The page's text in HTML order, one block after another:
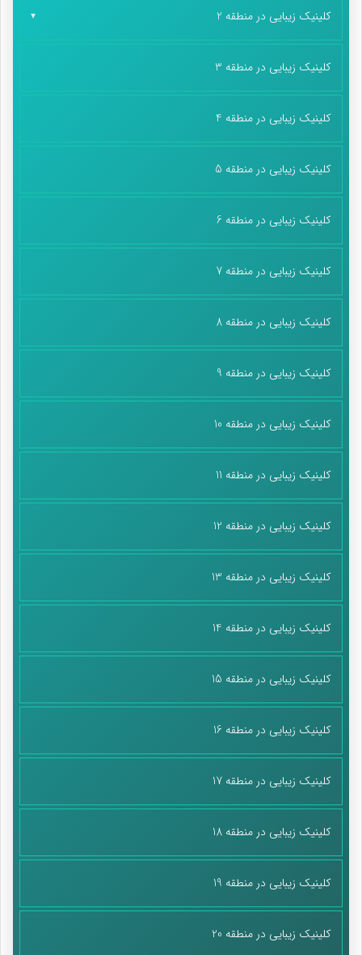
کلینیک زیبایی در منطقه 2
کلینیک زیبایی در منطقه 3
کلینیک زیبایی در منطقه 4
کلینیک زیبایی در منطقه 5
کلینیک زیبایی در منطقه 6
کلینیک زیبایی در منطقه 7
کلینیک زیبایی در منطقه 8
کلینیک زیبایی در منطقه 9
کلینیک زیبایی در منطقه 10
کلینیک زیبایی در منطقه 11
کلینیک زیبایی در منطقه 12
کلینیک زیبایی در منطقه 13
کلینیک زیبایی در منطقه 14
کلینیک زیبایی در منطقه 15
کلینیک زیبایی در منطقه 16
کلینیک زیبایی در منطقه 17
کلینیک زیبایی در منطقه 18
کلینیک زیبایی در منطقه 19
کلینیک زیبایی در منطقه 20